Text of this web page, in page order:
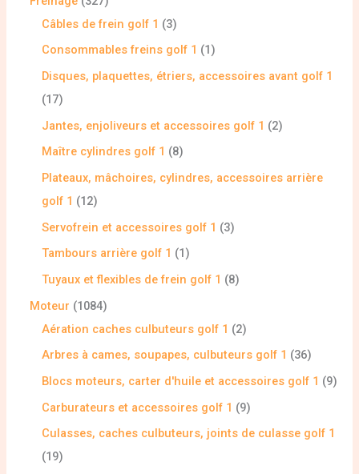
Câbles de frein golf 1
3
Consommables freins golf 1
1
Disques, plaquettes, étriers, accessoires avant golf 1
17
Jantes, enjoliveurs et accessoires golf 1
2
Maître cylindres golf 1
8
Plateaux, mâchoires, cylindres, accessoires arrière
golf 1
12
Servofrein et accessoires golf 1
3
Tambours arrière golf 1
1
Tuyaux et flexibles de frein golf 1
8
Moteur
1084
Aération caches culbuteurs golf 1
2
Arbres à cames, soupapes, culbuteurs golf 1
36
Blocs moteurs, carter d'huile et accessoires golf 1
9
Carburateurs et accessoires golf 1
9
Culasses, caches culbuteurs, joints de culasse golf 1
19